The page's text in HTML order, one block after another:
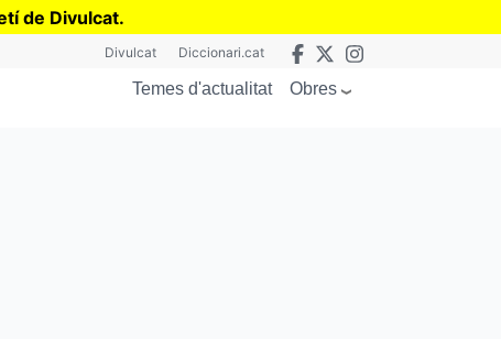
de Divulcat.
Divulcat Diccionari.cat
Temes d'actualitat Obres